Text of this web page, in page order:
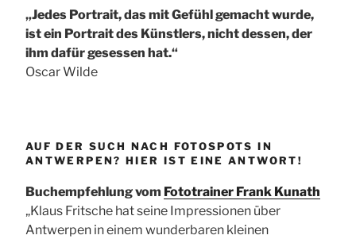
„Jedes Portrait, das mit Gefühl gemacht wurde,
ist ein Portrait des Künstlers, nicht dessen, der
ihm dafür gesessen hat.“
Oscar Wilde
AUF DER SUCH NACH FOTOSPOTS IN
ANTWERPEN? HIER IST EINE ANTWORT!
Buchempfehlung vom Fototrainer Frank Kunath
„Klaus Fritsche hat seine Impressionen über
Antwerpen in einem wunderbaren kleinen